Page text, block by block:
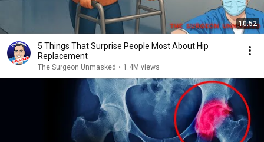
10:52
5 Things That Surprise People Most About Hip
Replacement
The Surgeon Unmasked • 1.4M views